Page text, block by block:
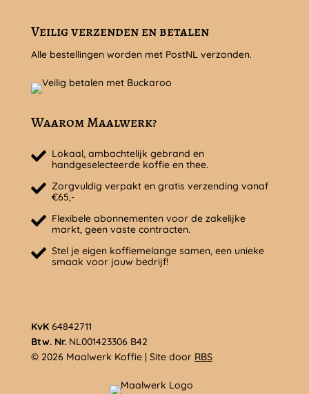
Veilig verzenden en betalen
Alle bestellingen worden met PostNL verzonden.
Waarom Maalwerk?
Lokaal, ambachtelijk gebrand en
handgeselecteerde koffie en thee.
Zorgvuldig verpakt en gratis verzending vanaf
€65,-
Flexibele abonnementen voor de zakelijke
markt, geen vaste contracten.
Stel je eigen koffiemelange samen, een unieke
smaak voor jouw bedrijf!
KvK64842711
Btw. Nr.NL001423306 B42
© 2026 Maalwerk Koffie | Site door RBS